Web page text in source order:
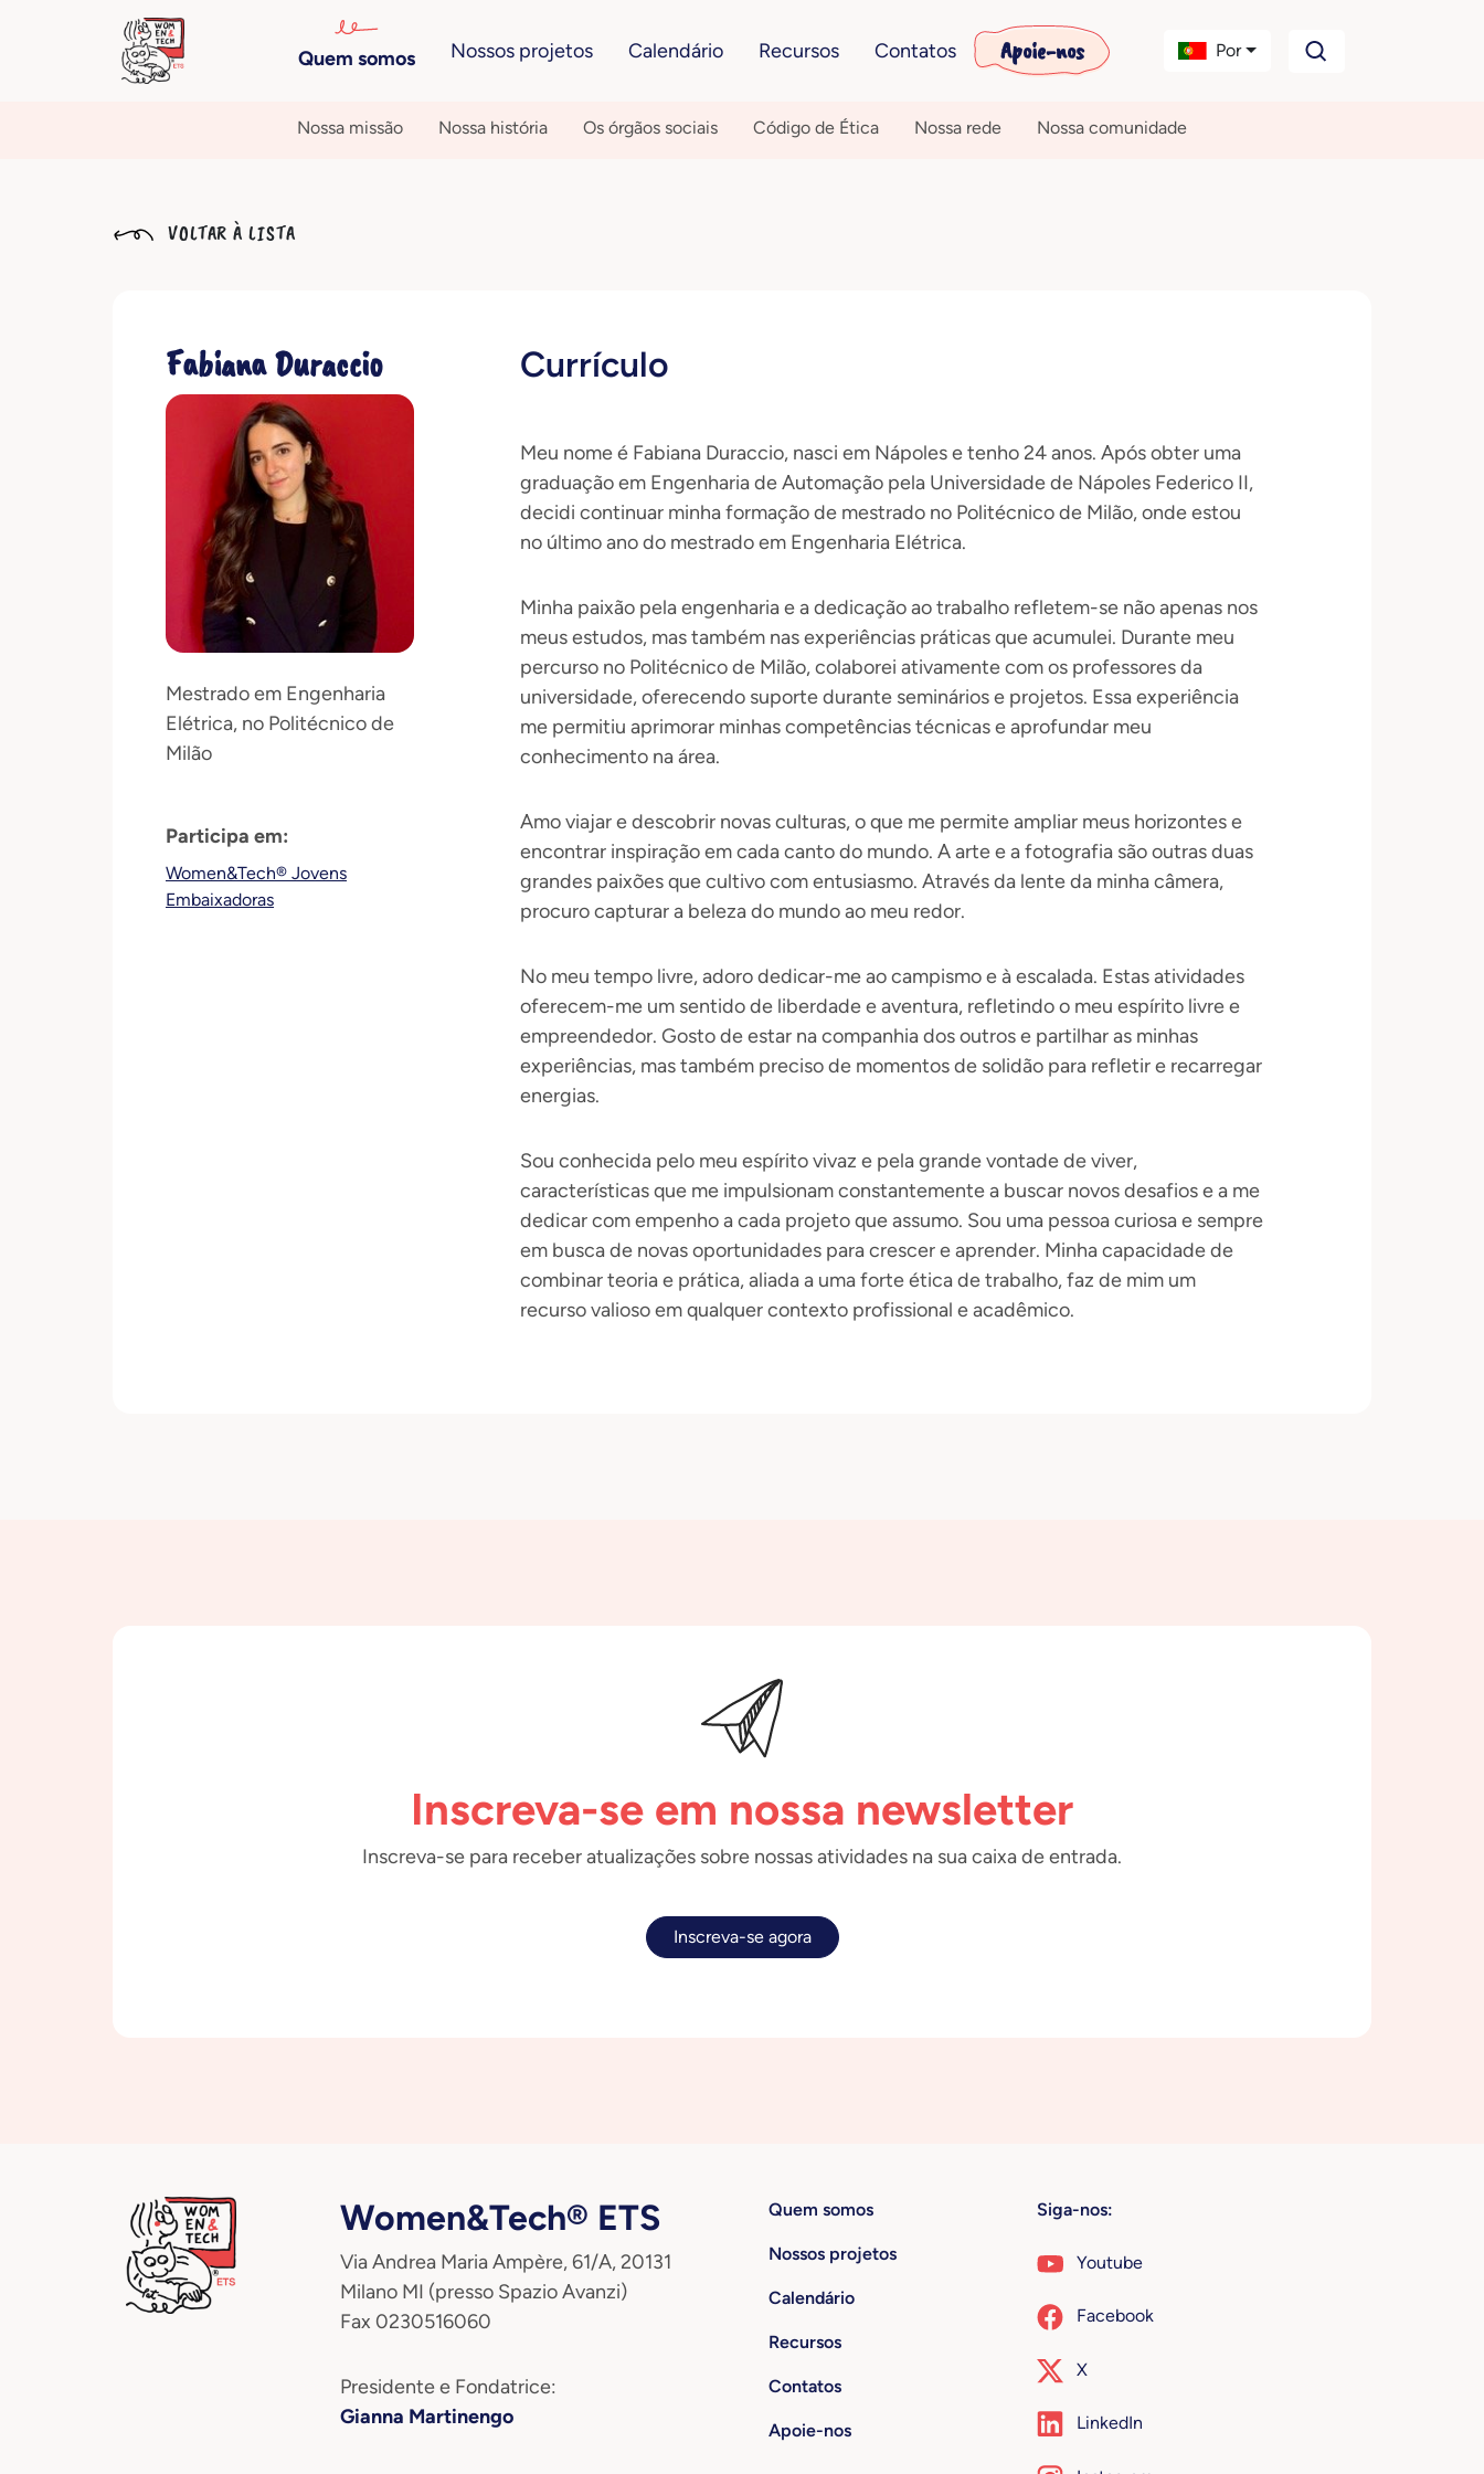
Quem somos Nossos projetos Calendário Recursos Contatos Apoie-nos Por
Nossa missão Nossa história Os órgãos sociais Código de Ética Nossa rede Nossa comunidade
VOLTAR À LISTA
Fabiana Duraccio
Mestrado em Engenharia
Elétrica, no Politécnico de
Milão
Participa em:
Women&Tech® Jovens
Embaixadoras
Currículo
Meu nome é Fabiana Duraccio, nasci em Nápoles e tenho 24 anos. Após obter uma
graduação em Engenharia de Automação pela Universidade de Nápoles Federico II,
decidi continuar minha formação de mestrado no Politécnico de Milão, onde estou
no último ano do mestrado em Engenharia Elétrica.
Minha paixão pela engenharia e a dedicação ao trabalho refletem-se não apenas nos
meus estudos, mas também nas experiências práticas que acumulei. Durante meu
percurso no Politécnico de Milão, colaborei ativamente com os professores da
universidade, oferecendo suporte durante seminários e projetos. Essa experiência
me permitiu aprimorar minhas competências técnicas e aprofundar meu
conhecimento na área.
Amo viajar e descobrir novas culturas, o que me permite ampliar meus horizontes e
encontrar inspiração em cada canto do mundo. A arte e a fotografia são outras duas
grandes paixões que cultivo com entusiasmo. Através da lente da minha câmera,
procuro capturar a beleza do mundo ao meu redor.
No meu tempo livre, adoro dedicar-me ao campismo e à escalada. Estas atividades
oferecem-me um sentido de liberdade e aventura, refletindo o meu espírito livre e
empreendedor. Gosto de estar na companhia dos outros e partilhar as minhas
experiências, mas também preciso de momentos de solidão para refletir e recarregar
energias.
Sou conhecida pelo meu espírito vivaz e pela grande vontade de viver,
características que me impulsionam constantemente a buscar novos desafios e a me
dedicar com empenho a cada projeto que assumo. Sou uma pessoa curiosa e sempre
em busca de novas oportunidades para crescer e aprender. Minha capacidade de
combinar teoria e prática, aliada a uma forte ética de trabalho, faz de mim um
recurso valioso em qualquer contexto profissional e acadêmico.
Inscreva-se em nossa newsletter
Inscreva-se para receber atualizações sobre nossas atividades na sua caixa de entrada.
Inscreva-se agora
Women&Tech® ETS
Via Andrea Maria Ampère, 61/A, 20131
Milano MI (presso Spazio Avanzi)
Fax 0230516060
Presidente e Fondatrice:
Gianna Martinengo
Quem somos
Nossos projetos
Calendário
Recursos
Contatos
Apoie-nos
Siga-nos:
Youtube
Facebook
X
LinkedIn